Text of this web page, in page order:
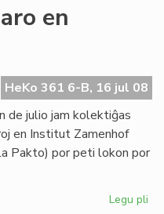
en
HeKo 361 6-B, 16 jul 08
de julio jam kolektiĝas
en Institut Zamenhof
Pakto) por peti lokon por
Legu pli